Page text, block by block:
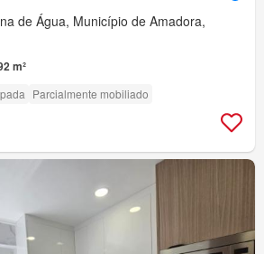
de Água, Município de Amadora,
m²
Parcialmente mobiliado